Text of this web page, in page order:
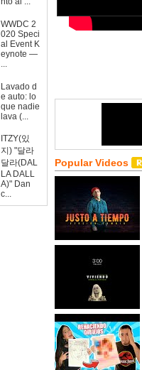
WWDC 2
020 Speci
al Event K
eynote —
...
Lavado d
e auto: lo
que nadie
lava (...
ITZY(있
지) "달라
달라(DAL
LA DALL
A)" Dan
c...
Popular Videos